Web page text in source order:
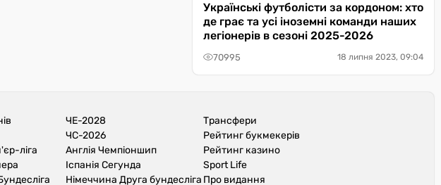
Українські футболісти за кордоном: хто
де грає та усі іноземні команди наших
легіонерів в сезоні 2025-2026
70995 18 липня 2023, 09:04
ліга
ЧЕ-2028
ЧС-2026
Англія Чемпіоншип
Іспанія Сегунда
Німеччина Друга бундесліга
Трансфери
Рейтинг букмекерів
Рейтинг казино
Sport Life
Про видання